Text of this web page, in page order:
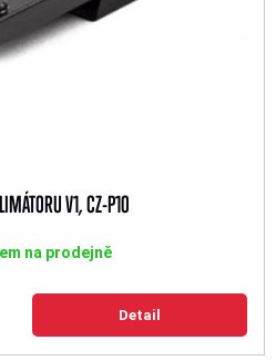
V1, CZ-P10
na prodejně
Detail